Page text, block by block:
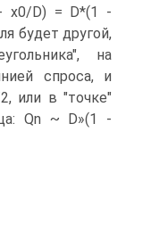
x0/D) = D*(1 -
будет другой,
на
спроса, и
или в "точке"
Qn ~ D»(1 -